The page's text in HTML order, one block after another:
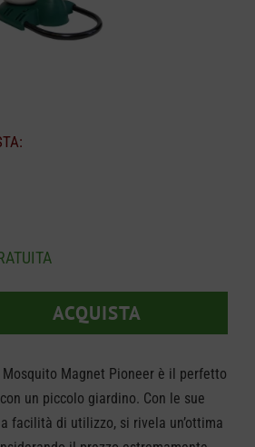
ACQUISTA
Magnet Pioneer è il perfetto
un piccolo giardino. Con le sue
facilità di utilizzo, si rivela un’ottima